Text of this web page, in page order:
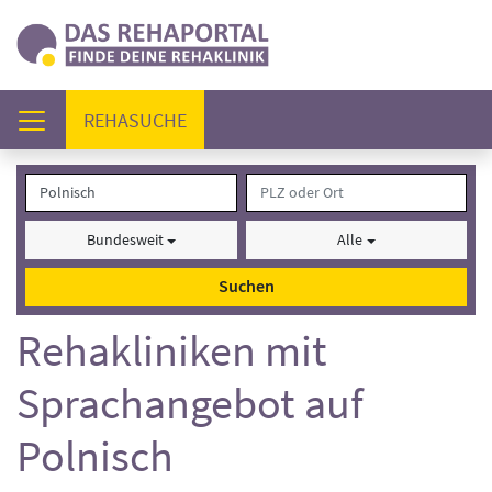
REHASUCHE(AKTUELL)
Bundesweit Alle
Suchen
Rehakliniken mit
Sprachangebot auf
Polnisch